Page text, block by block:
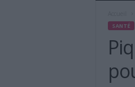
SANTÉ